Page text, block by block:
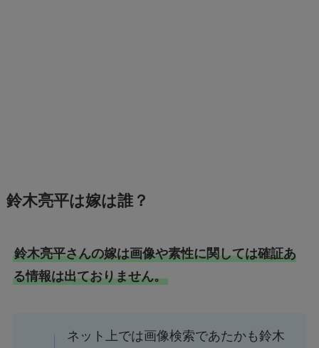
鈴木亮平は嫁は誰？
鈴木亮平さんの嫁は画像や素性に関しては確証あ
る情報は出ておりません。
ネット上では画像検索であたかも鈴木